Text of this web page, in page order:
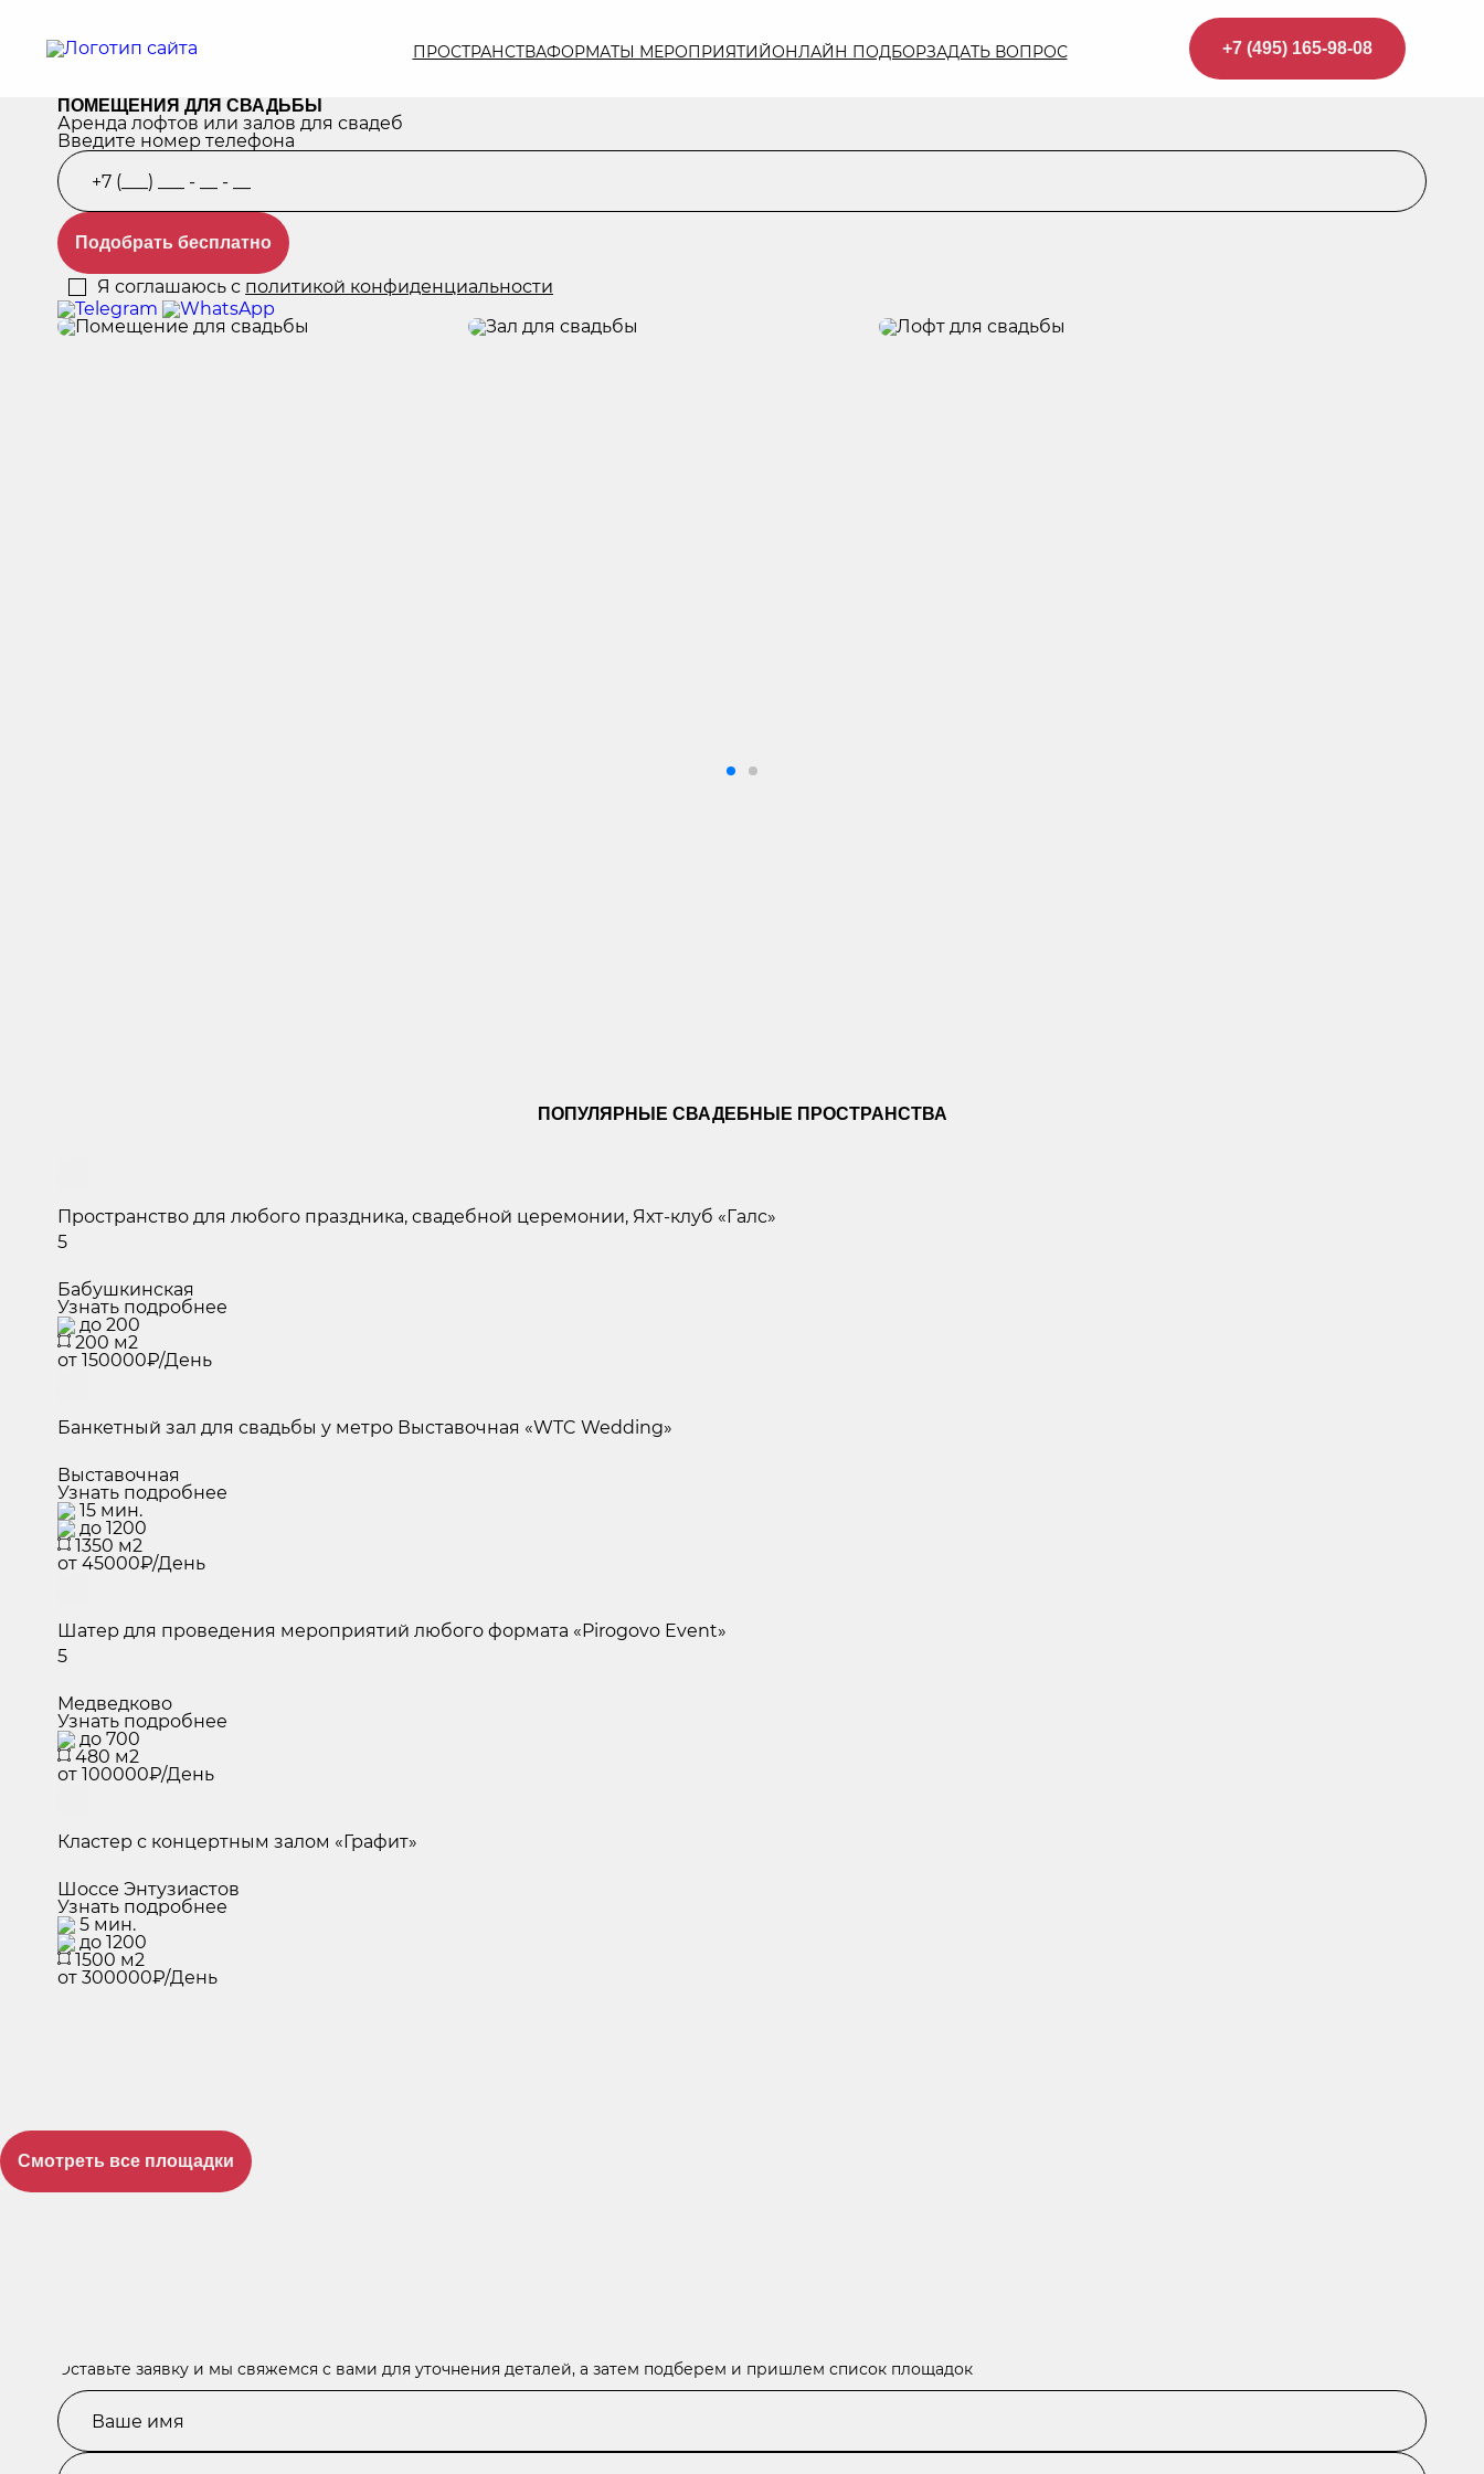
ПРОСТРАНСТВАФОРМАТЫ МЕРОПРИЯТИЙОНЛАЙН ПОДБОРЗАДАТЬ ВОПРОС +7 (495) 165-98-08
ПОМЕЩЕНИЯ ДЛЯ СВАДЬБЫ
Аренда лофтов или залов для свадеб
Введите номер телефона
Подобрать бесплатно
Я соглашаюсь с политикой конфиденциальности
ПОПУЛЯРНЫЕ СВАДЕБНЫЕ ПРОСТРАНСТВА
Пространство для любого праздника, свадебной церемонии, Яхт-клуб «Галс»
5
Бабушкинская
Узнать подробнее
до 200
200 м2
от 150000₽/День
Банкетный зал для свадьбы у метро Выставочная «WTC Wedding»
Выставочная
Узнать подробнее
15 мин.
до 1200
1350 м2
от 45000₽/День
Шатер для проведения мероприятий любого формата «Pirogovo Event»
5
Медведково
Узнать подробнее
до 700
480 м2
от 100000₽/День
Кластер с концертным залом «Графит»
Шоссе Энтузиастов
Узнать подробнее
5 мин.
до 1200
1500 м2
от 300000₽/День
Смотреть все площадки
Оставьте заявку и мы свяжемся с вами для уточнения деталей, а затем подберем и пришлем список площадок